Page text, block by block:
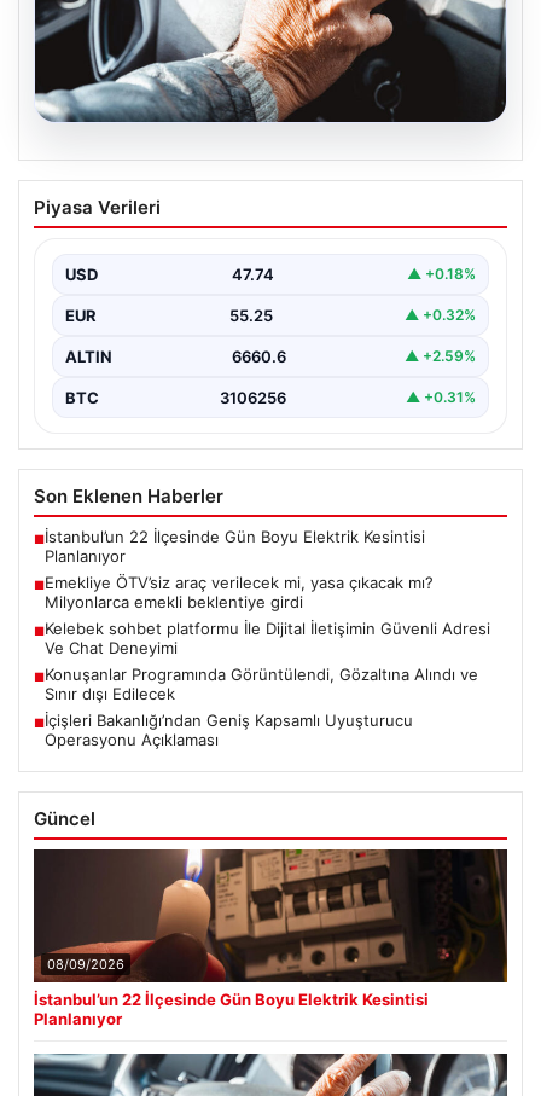
Emekliye ÖTV’siz araç verilecek mi,
yasa çıkacak mı? Milyonlarca emekli
Piyasa Verileri
USD 47.74 ▲ +0.18%
EUR 55.25 ▲ +0.32%
ALTIN 6660.6 ▲ +2.59%
BTC 3106256 ▲ +0.31%
Son Eklenen Haberler
■İstanbul’un 22 İlçesinde Gün Boyu Elektrik Kesintisi
Planlanıyor
■Emekliye ÖTV’siz araç verilecek mi, yasa çıkacak mı?
Milyonlarca emekli beklentiye girdi
■Kelebek sohbet platformu İle Dijital İletişimin Güvenli Adresi
Ve Chat Deneyimi
■Konuşanlar Programında Görüntülendi, Gözaltına Alındı ve
Sınır dışı Edilecek
■İçişleri Bakanlığı’ndan Geniş Kapsamlı Uyuşturucu
Operasyonu Açıklaması
Güncel
08/09/2026
İstanbul’un 22 İlçesinde Gün Boyu Elektrik Kesintisi
Planlanıyor